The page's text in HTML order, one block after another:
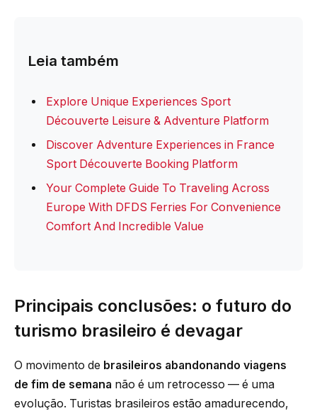
Leia também
Explore Unique Experiences Sport
Découverte Leisure & Adventure Platform
Discover Adventure Experiences in France
Sport Découverte Booking Platform
Your Complete Guide To Traveling Across
Europe With DFDS Ferries For Convenience
Comfort And Incredible Value
Principais conclusões: o futuro do
turismo brasileiro é devagar
O movimento de brasileiros abandonando viagens
de fim de semana não é um retrocesso — é uma
evolução. Turistas brasileiros estão amadurecendo,